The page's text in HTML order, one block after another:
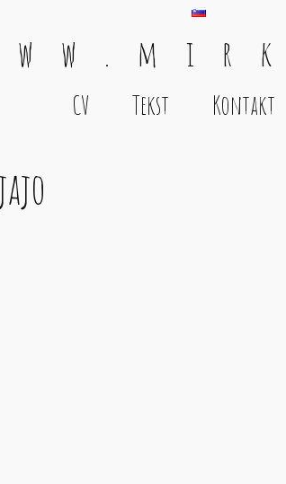
w w . m i r
CV Tekst Kontakt